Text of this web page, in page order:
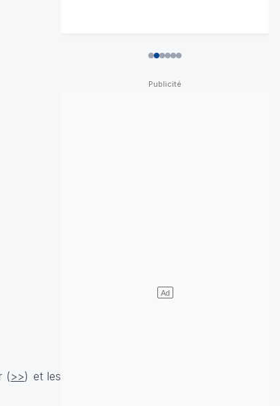
(>>) et les
012345